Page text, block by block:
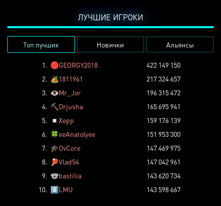
ЛУЧШИЕ ИГРОКИ
Топ лучших Новички Альянсы
1. 🛑GEORGY2018
422 149 150
2. 🏕️1811961
217 324 657
3. 👁️Mr_Jor
196 315 472
4. ⛏️ Drjusha
165 695 941
5.
◽ Xepp
159 176 139
6. 🍀eeAnatolyee
151 953 300
7. 🎓OvCore
147 469 975
8.
🏓Vlad54
147 042 961
9. 🐨bastilia
143 620 734
10. 8️⃣LMU 143 598 667